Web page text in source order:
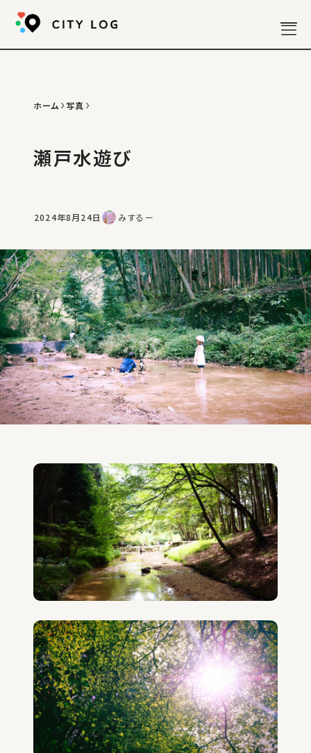
散策記事
写真
Twitter Instagram
ホーム 写真
瀬戸水遊び
2024年8月24日 みするー